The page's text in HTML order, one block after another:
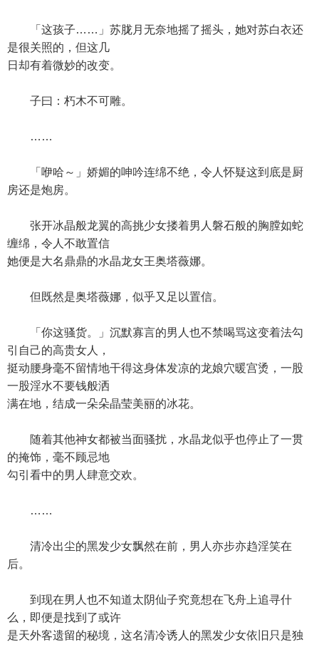
「这孩子……」苏胧月无奈地摇了摇头，她对苏白衣还
是很关照的，但这几
日却有着微妙的改变。
子曰：朽木不可雕。
……
「咿哈～」娇媚的呻吟连绵不绝，令人怀疑这到底是厨
房还是炮房。
张开冰晶般龙翼的高挑少女搂着男人磐石般的胸膛如蛇
缠绵，令人不敢置信
她便是大名鼎鼎的水晶龙女王奥塔薇娜。
但既然是奥塔薇娜，似乎又足以置信。
「你这骚货。」沉默寡言的男人也不禁喝骂这变着法勾
引自己的高贵女人，
挺动腰身毫不留情地干得这身体发凉的龙娘穴暖宫烫，一股
一股淫水不要钱般洒
满在地，结成一朵朵晶莹美丽的冰花。
随着其他神女都被当面骚扰，水晶龙似乎也停止了一贯
的掩饰，毫不顾忌地
勾引看中的男人肆意交欢。
……
清冷出尘的黑发少女飘然在前，男人亦步亦趋淫笑在
后。
到现在男人也不知道太阴仙子究竟想在飞舟上追寻什
么，即便是找到了或许
是天外客遗留的秘境，这名清冷诱人的黑发少女依旧只是独